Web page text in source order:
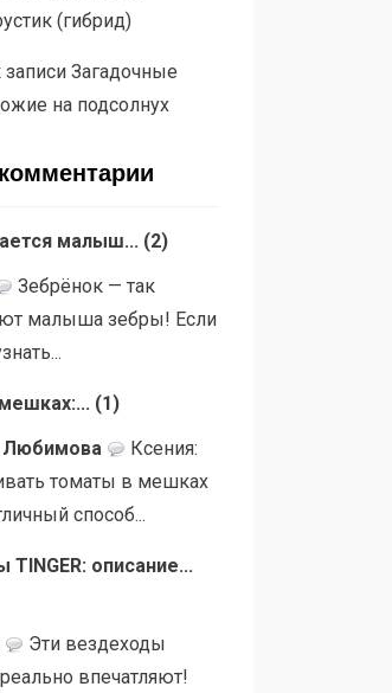
(гибрид)
Загадочные
на подсолнух
малыш... (2)
Зебрёнок — так
малыша зебры! Если
(1)
Любимова
Ксения:
томаты в мешках
способ...
TINGER: описание...
Эти вездеходы
впечатляют!